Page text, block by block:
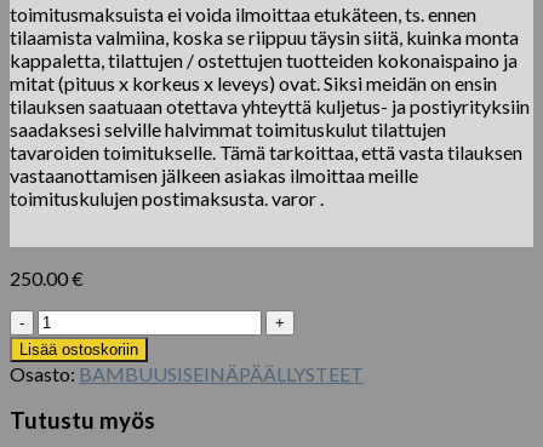
toimitusmaksuista ei voida ilmoittaa etukäteen, ts. ennen
tilaamista valmiina, koska se riippuu täysin siitä, kuinka monta
kappaletta, tilattujen / ostettujen tuotteiden kokonaispaino ja
mitat (pituus x korkeus x leveys) ovat. Siksi meidän on ensin
tilauksen saatuaan otettava yhteyttä kuljetus- ja postiyrityksiin
saadaksesi selville halvimmat toimituskulut tilattujen
tavaroiden toimitukselle. Tämä tarkoittaa, että vasta tilauksen
vastaanottamisen jälkeen asiakas ilmoittaa meille
toimituskulujen postimaksusta. varor .
250.00€
1
pakke
med
2
ruller
x
Lisää ostoskoriin
Osasto: BAMBUUSISEINÄPÄÄLLYSTEET
Tutustu myös